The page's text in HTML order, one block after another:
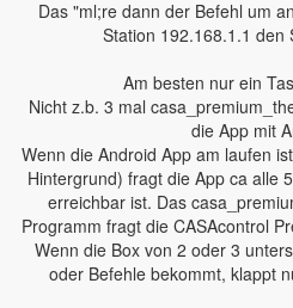
Das "ml;re dann der Befehl um
Station 192.168.1.1 den
Am besten nur ein
Nicht z.b. 3 mal
die App mit
Wenn die Android App am laufen
Hintergrund) fragt die App ca alle
erreichbar ist. Das
Programm fragt die CASAcontrol
Wenn die Box von 2 oder 3
oder Befehle bekommt, klappt